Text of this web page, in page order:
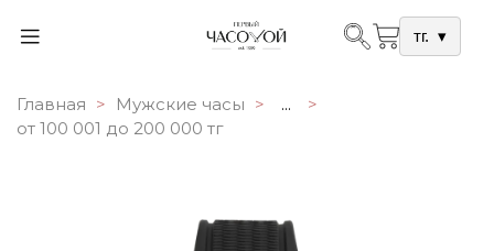
тг. ▾
Главная Мужские часы
...
от 100 001 до 200 000 тг